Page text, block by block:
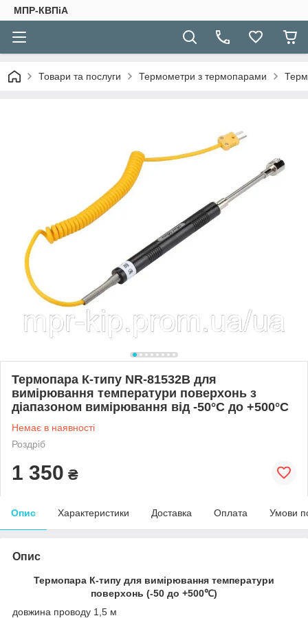
МПР-КВПіА
Товари та послуги Термометри з термопарами
Термопара К-типу NR-81532B для
вимірювання температури поверхонь з
діапазоном вимірювання від -50°C до +500°C
Немає в наявності
Роздріб
1 350 ₴
Опис Характеристики Доставка Оплата Умови
Опис
Термопара К-типу для вимірювання температури
поверхонь (-50 до +500℃)
довжина проводу 1,5 м